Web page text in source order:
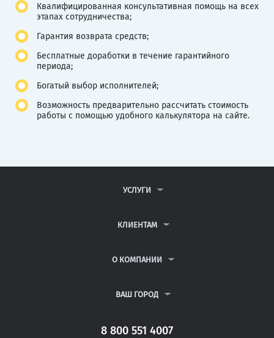
Квалифицированная консультативная помощь на всех
этапах сотрудничества;
Гарантия возврата средств;
Бесплатные доработки в течение гарантийного
периода;
Богатый выбор исполнителей;
Возможность предварительно рассчитать стоимость
работы с помощью удобного калькулятора на сайте.
УСЛУГИ
ДИПЛОМНЫЕ РАБОТЫ
РЕФЕРАТЫ
КЛИЕНТАМ
ВОПРОСЫ И ОТВЕТЫ
ПОЛИТИКА КОНФИДЕНЦИАЛЬНОСТИ
О КОМПАНИИ
КОНТАКТЫ
ВАШ ГОРОД
САНКТ-ПЕТЕРБУРГ
8 800 551 4007